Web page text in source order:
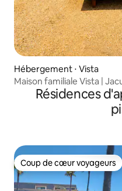
Hébergement ⋅ Vista
Maison familiale Vista |
Résidences
Coup de cœur voyageurs
Coup de cœur voyageurs